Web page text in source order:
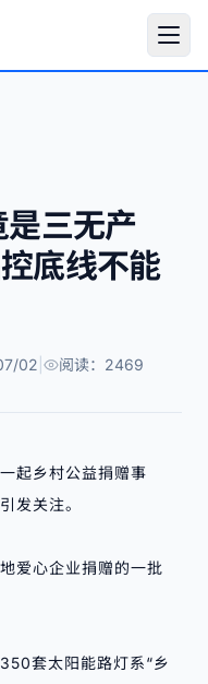
三无产
底线不能
02 阅读：2469
起乡村公益捐赠事
发关注。
爱心企业捐赠的一批
套太阳能路灯系“乡